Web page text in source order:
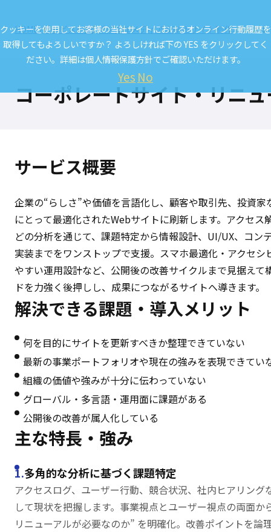
HOME サービス一覧 デジタルメディア＆Webサイト制作 コーポ
コーポレートサイト・リニ
サービス概要
企業の“らしさ”や価値を言語化し、顧客や取引先、投資
にとって最適化されたWebサイトに刷新します。アクセス
どの分析を通じて、課題特定から情報設計、UI/UX、コン
実装までをワンストップで支援。スマホ最適化・アクセシ
やすい運用設計など、公開後の改善サイクルまで見据えて
ドを力強く後押しし、成果につながるサイトへ導きます。
解決できる課題・ 導入メリット
何を目的にサイトを更新すべきか整理できていない
最新の事業ポートフォリオや現在の強みを表現できてい
組織の価値や強みが十分に伝わっていない
グローバル・多言語・運用面に課題がある
公開後の改善が属人化している
主な特長・強み
多角的な分析に基づく課題特定
アクセスログ、ユーザー行動、競合状況、社内ヒアリング
して現状を把握します。事業視点とユーザー視点の両面か
リニューアルが必要なのか” を明確化。改善ポイントを論
クッキーを使用してお客様の当社サイトにおけるオンライン行動履歴を
取得してもよろしいですか？ よろしければ下の YES をクリックしてく
ださい。詳細は個人情報保護方針でご確認いただけます。
Yes No